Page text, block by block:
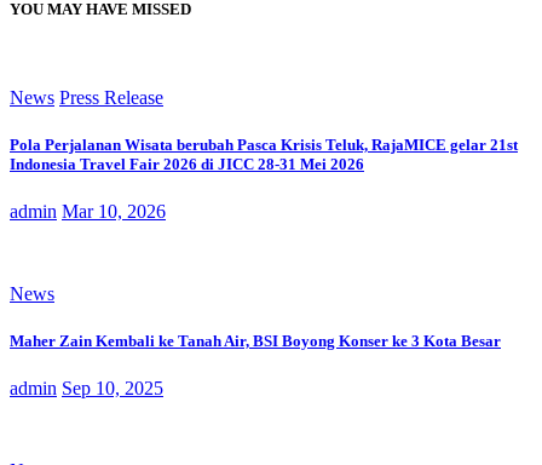
YOU MAY HAVE MISSED
News Press Release
Pola Perjalanan Wisata berubah Pasca Krisis Teluk, RajaMICE gelar 21st
Indonesia Travel Fair 2026 di JICC 28-31 Mei 2026
admin Mar 10, 2026
News
Maher Zain Kembali ke Tanah Air, BSI Boyong Konser ke 3 Kota Besar
admin Sep 10, 2025